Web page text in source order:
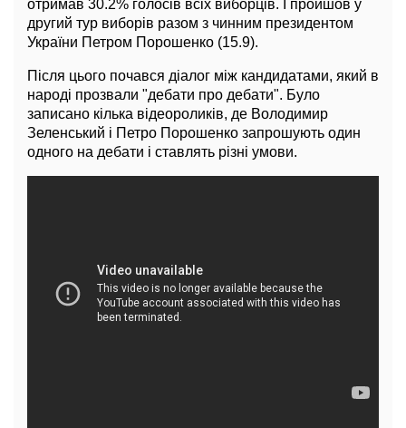
отримав 30.2% голосів всіх виборців. І пройшов у
другий тур виборів разом з чинним президентом
України Петром Порошенко (15.9).
Після цього почався діалог між кандидатами, який в
народі прозвали "дебати про дебати". Було
записано кілька відеороликів, де Володимир
Зеленський і Петро Порошенко запрошують один
одного на дебати і ставлять різні умови.